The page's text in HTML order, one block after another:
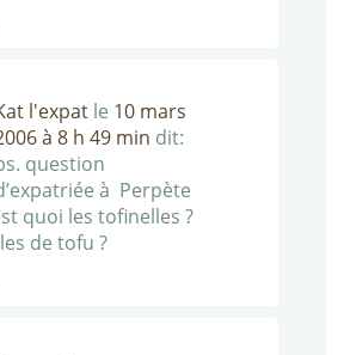
l'expat le 10 mars
à 8 h 49 min dit:
question
à Perpète
quoi les tofinelles ?
de tofu ?